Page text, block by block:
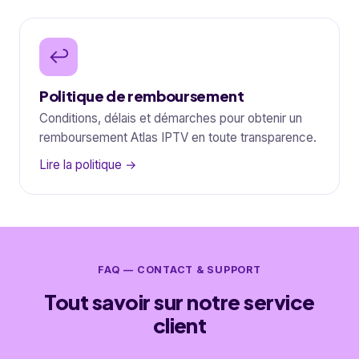
↩️
Politique de remboursement
Conditions, délais et démarches pour obtenir un
remboursement Atlas IPTV en toute transparence.
Lire la politique →
FAQ — CONTACT & SUPPORT
Tout savoir sur notre service
client